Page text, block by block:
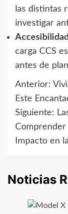
las distintas
investigar
carga CCS
antes de
de
entradas
Anterior:
Este
Siguiente:
Comprender
Impacto en
Noticias